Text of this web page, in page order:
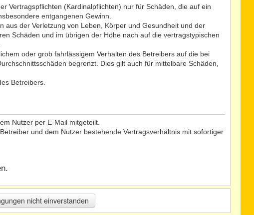
Vertragspflichten (Kardinalpflichten) nur für Schäden, die auf ein
entgangenen Gewinn.
aus der Verletzung von Leben, Körper und Gesundheit und der
Schäden und im übrigen der Höhe nach auf die vertragstypischen
oder grob fahrlässigem Verhalten des Betreibers auf die bei
begrenzt. Dies gilt auch für mittelbare Schäden,
Betreibers.
Nutzer per E-Mail mitgeteilt.
und dem Nutzer bestehende Vertragsverhältnis mit sofortiger